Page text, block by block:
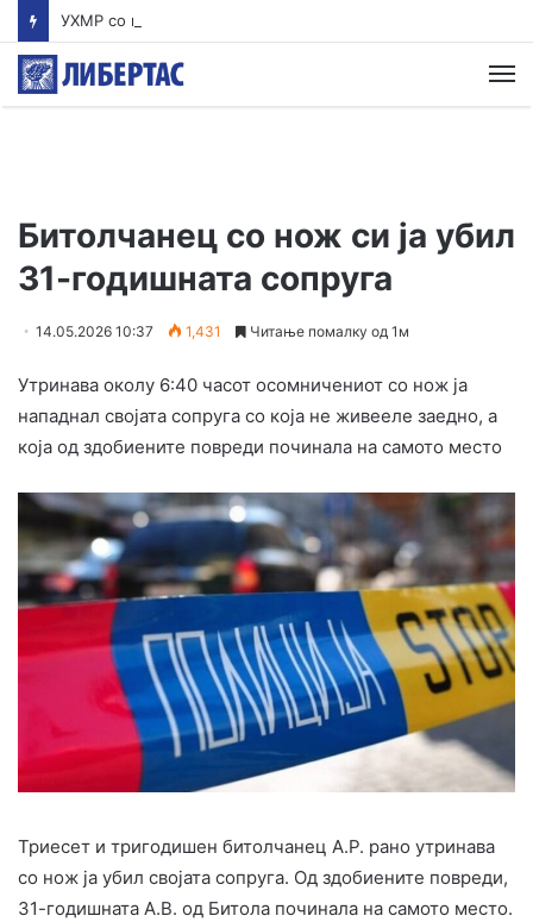
Битолчанец со нож си ја убил
31-годишната сопруга
14.05.2026 10:37 1,431 Читање помалку од 1м
Утринава околу 6:40 часот осомничениот со нож ја
нападнал својата сопруга со која не живееле заедно, а
која од здобиените повреди починала на самото место
Триесет и тригодишен битолчанец А.Р. рано утринава
со нож ја убил својата сопруга. Од здобиените повреди,
31-годишната А.В. од Битола починала на самото место.